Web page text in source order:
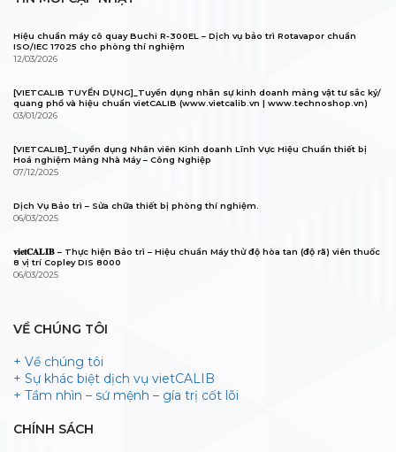
Hiệu chuẩn máy cô quay Buchi R-300EL – Dịch vụ bảo trì Rotavapor chuẩn
ISO/IEC 17025 cho phòng thí nghiệm
12/03/2026
[VIETCALIB TUYỂN DỤNG]_Tuyển dụng nhân sự kinh doanh mảng vật tư sắc ký/
quang phổ và hiệu chuẩn vietCALIB (www.vietcalib.vn | www.technoshop.vn)
03/01/2026
[VIETCALIB]_Tuyển dụng Nhân viên Kinh doanh Lĩnh Vực Hiệu Chuẩn thiết bị
Hoá nghiệm Mảng Nhà Máy – Công Nghiệp
07/12/2025
Dịch Vụ Bảo trì – Sửa chữa thiết bị phòng thí nghiệm.
06/03/2025
𝐯𝐢𝐞𝐭𝐂𝐀𝐋𝐈𝐁 – Thực hiện Bảo trì – Hiệu chuẩn Máy thử độ hòa tan (độ rã) viên thuốc
8 vị trí Copley DIS 8000
06/03/2025
VỀ CHÚNG TÔI
+ Về chúng tôi
+ Sự khác biệt dịch vụ vietCALIB
+ Tầm nhìn – sứ mệnh – gía trị cốt lõi
CHÍNH SÁCH